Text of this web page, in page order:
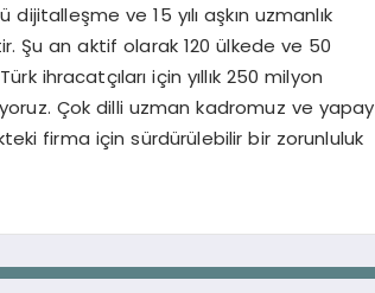
ve 15 yılı aşkın uzmanlık
Şu an aktif olarak 120 ülkede ve 50
ihracatçıları için yıllık 250 milyon
Çok dilli uzman kadromuz ve yapay
firma için sürdürülebilir bir zorunluluk